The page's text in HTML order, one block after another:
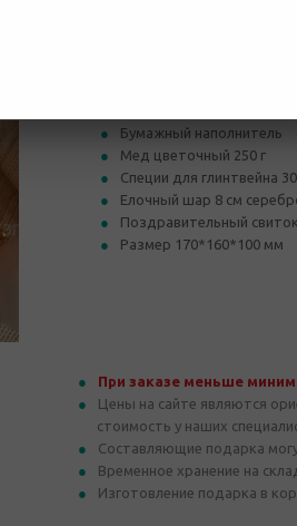
Бумажный наполнитель
Мед цветочный 250 г
Специи для глинтвейна 30
Елочный шар 8 см
Поздравительный свиток
Размер 170*160*100 мм
При заказе меньше
Цены на сайте являются
стоимость у наших
Составляющие подарка
Временное хранение на
Изготовление подарка в